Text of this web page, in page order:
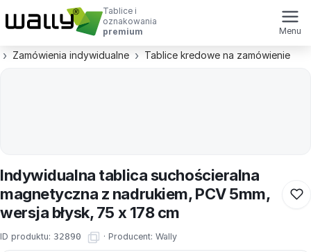
Tablice i
oznakowania
premium
Menu
Zamówienia indywidualne Tablice kredowe na zamówienie
Indywidualna tablica suchościeralna
magnetyczna z nadrukiem, PCV 5mm,
wersja błysk, 75 x 178 cm
ID produktu: 32890 · Producent: Wally